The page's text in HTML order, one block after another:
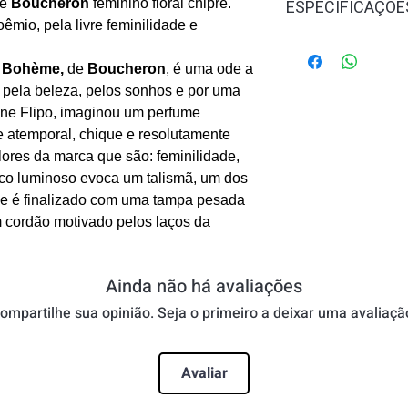
pela livre feminilidade e
de Boucheron, é uma ode a
beleza, pelos sonhos e por uma
Flipo, imaginou um perfume
chique e resolutamente
da marca que são: feminilidade,
luminoso evoca um talismã, um dos
é finalizado com uma tampa pesada
motivado pelos laços da
Notas de Topo:
Ainda não há avaliações
sua opinião. Seja o primeiro a deixar uma
Avaliar